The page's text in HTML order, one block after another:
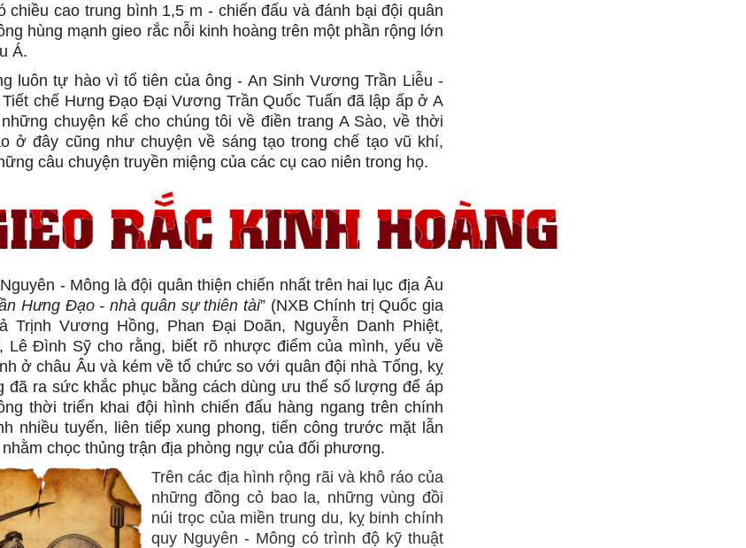
chiều cao trung bình 1,5 m - chiến đấu và đánh bại đội quân
hùng mạnh gieo rắc nỗi kinh hoàng trên một phần rộng lớn
Á.
luôn tự hào vì tổ tiên của ông - An Sinh Vương Trần Liễu -
chế Hưng Đạo Đại Vương Trần Quốc Tuấn đã lập ấp ở A
chuyện kể cho chúng tôi về điền trang A Sào, về thời
ở đây cũng như chuyện về sáng tạo trong chế tạo vũ khí,
câu chuyện truyền miệng của các cụ cao niên trong họ.
- Mông là đội quân thiện chiến nhất trên hai lục địa Âu
Hưng Đạo - nhà quân sự thiên tài” (NXB Chính trị Quốc gia
Trịnh Vương Hồng, Phan Đại Doãn, Nguyễn Danh Phiệt,
Lê Đình Sỹ cho rằng, biết rõ nhược điểm của mình, yếu về
ở châu Âu và kém về tổ chức so với quân đội nhà Tống, kỵ
đã ra sức khắc phục bằng cách dùng ưu thế số lượng để áp
thời triển khai đội hình chiến đấu hàng ngang trên chính
nhiều tuyến, liên tiếp xung phong, tiến công trước mặt lẫn
chọc thủng trận địa phòng ngự của đối phương.
Trên các địa hình rộng rãi và khô ráo của
những đồng cỏ bao la, những vùng đồi
núi trọc của miền trung du, kỵ binh chính
quy Nguyên - Mông có trình độ kỹ thuật